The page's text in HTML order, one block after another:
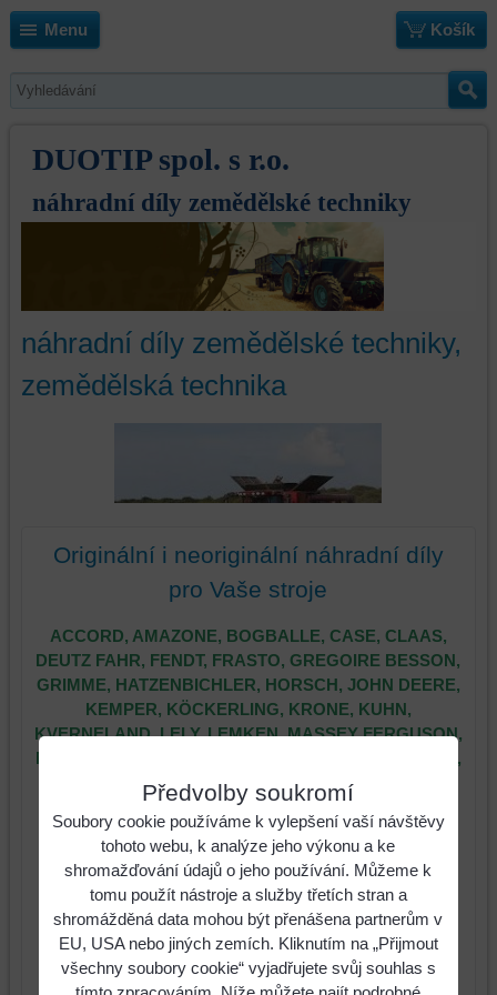
Menu Košík
DUOTIP spol. s r.o.
náhradní díly zemědělské techniky
náhradní díly zemědělské techniky,
zemědělská technika
Originální i neoriginální náhradní díly
pro Vaše stroje
ACCORD, AMAZONE, BOGBALLE, CASE, CLAAS,
DEUTZ FAHR, FENDT, FRASTO, GREGOIRE BESSON,
GRIMME, HATZENBICHLER, HORSCH, JOHN DEERE,
KEMPER, KÖCKERLING, KRONE, KUHN,
KVERNELAND, LELY, LEMKEN, MASSEY FERGUSON,
MC CORMICK, MENGELE, NEW HOLLAND, ÖVERUM,
PÖTTINGER, RABE, SILOKING, STEYR, TAARUP,
TRIOLIET, VÄDERSTAD, VEENHUIS, VICON, VOGEL
NOOT, ZUNHAMMER
Několik dobrých důvodů, proč nakupovat u nás:
- poradíme s čímkoliv
- dodáme až k vám
Předvolby soukromí
Soubory cookie používáme k vylepšení vaší návštěvy
tohoto webu, k analýze jeho výkonu a ke
shromažďování údajů o jeho používání. Můžeme k
tomu použít nástroje a služby třetích stran a
shromážděná data mohou být přenášena partnerům v
EU, USA nebo jiných zemích. Kliknutím na „Přijmout
všechny soubory cookie“ vyjadřujete svůj souhlas s